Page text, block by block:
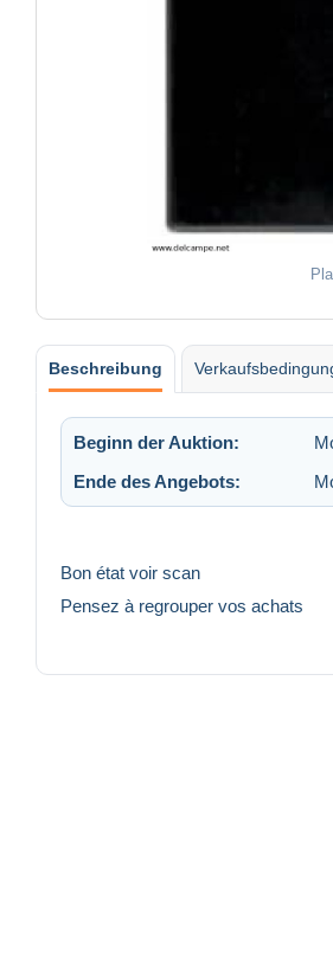
Beschreibung
Beginn der Auktion:
Ende des Angebots:
Bon état voir scan
Pensez à regrouper vos achats